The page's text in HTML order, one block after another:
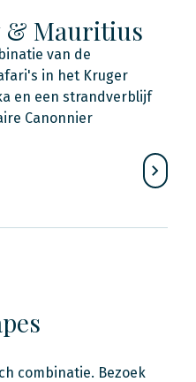
& Mauritius
van de
in het Kruger
en een strandverblijf
Canonnier
combinatie. Bezoek